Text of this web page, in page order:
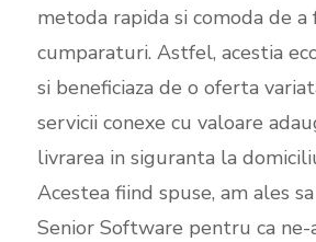
metoda rapida si comoda de a
cumparaturi. Astfel, acestia
si beneficiaza de o oferta
servicii conexe cu valoare
livrarea in siguranta la
Acestea fiind spuse, am ales
Senior Software pentru ca